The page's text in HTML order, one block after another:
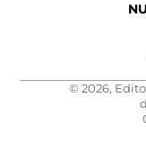
© 2026,